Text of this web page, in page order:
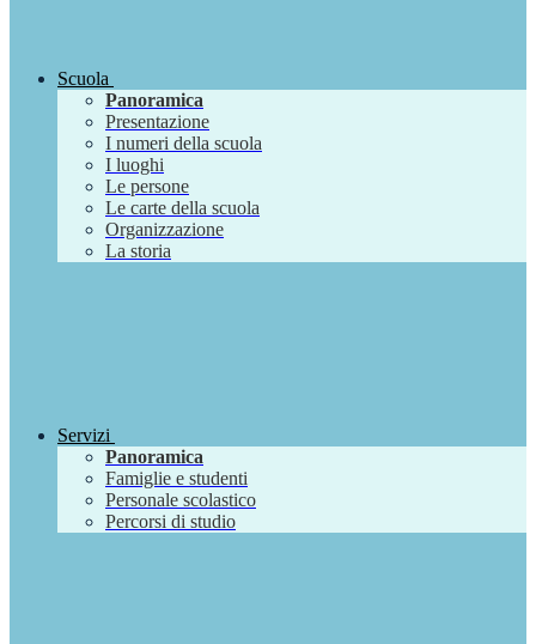
Scuola
Panoramica
Presentazione
I numeri della scuola
I luoghi
Le persone
Le carte della scuola
Organizzazione
La storia
Servizi
Panoramica
Famiglie e studenti
Personale scolastico
Percorsi di studio